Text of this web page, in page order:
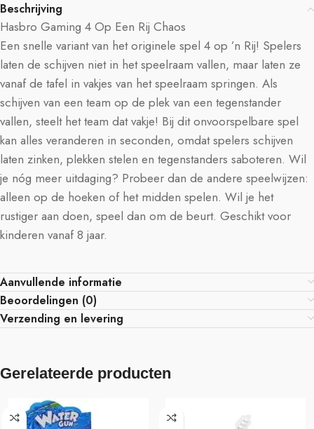
Beschrijving
Hasbro Gaming 4 Op Een Rij Chaos
Een snelle variant van het originele spel 4 op ’n Rij! Spelers
laten de schijven niet in het speelraam vallen, maar laten ze
vanaf de tafel in vakjes van het speelraam springen. Als
schijven van een team op de plek van een tegenstander
vallen, steelt het team dat vakje! Bij dit onvoorspelbare spel
kan alles veranderen in seconden, omdat spelers schijven
laten zinken, plekken stelen en tegenstanders saboteren. Wil
je nóg meer uitdaging? Probeer dan de andere speelwijzen:
alleen op de hoeken of het midden spelen. Wil je het
rustiger aan doen, speel dan om de beurt. Geschikt voor
kinderen vanaf 8 jaar.
Aanvullende informatie
Beoordelingen (0)
Verzending en levering
Gerelateerde producten